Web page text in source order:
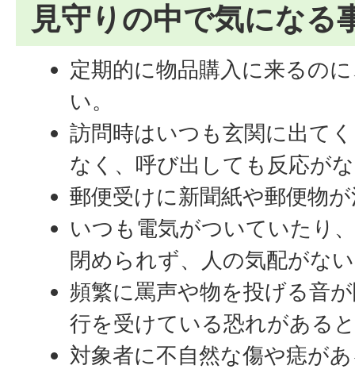
見守りの中で気になる
定期的に物品購入に来るの
い。
訪問時はいつも玄関に出て
なく、呼び出しても反応が
郵便受けに新聞紙や郵便物
いつも電気がついていたり
閉められず、人の気配がな
頻繁に罵声や物を投げる音
行を受けている恐れがある
対象者に不自然な傷や痣が